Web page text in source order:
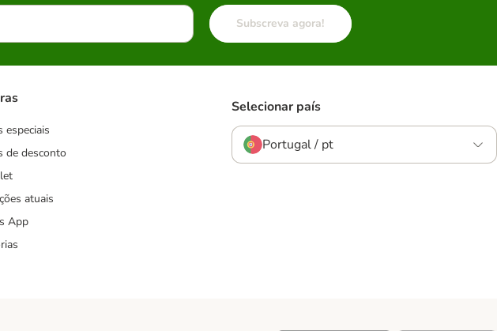
Subscreva agora!
especiais
de desconto
atuais
App
Selecionar país
Portugal / pt